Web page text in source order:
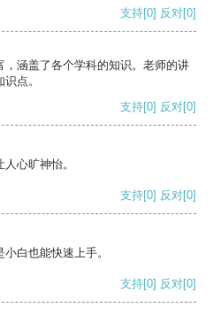
支持[0] 反对[0]
涵盖了各个学科的知识。老师的讲
点。
支持[0] 反对[0]
心旷神怡。
支持[0] 反对[0]
白也能快速上手。
支持[0] 反对[0]